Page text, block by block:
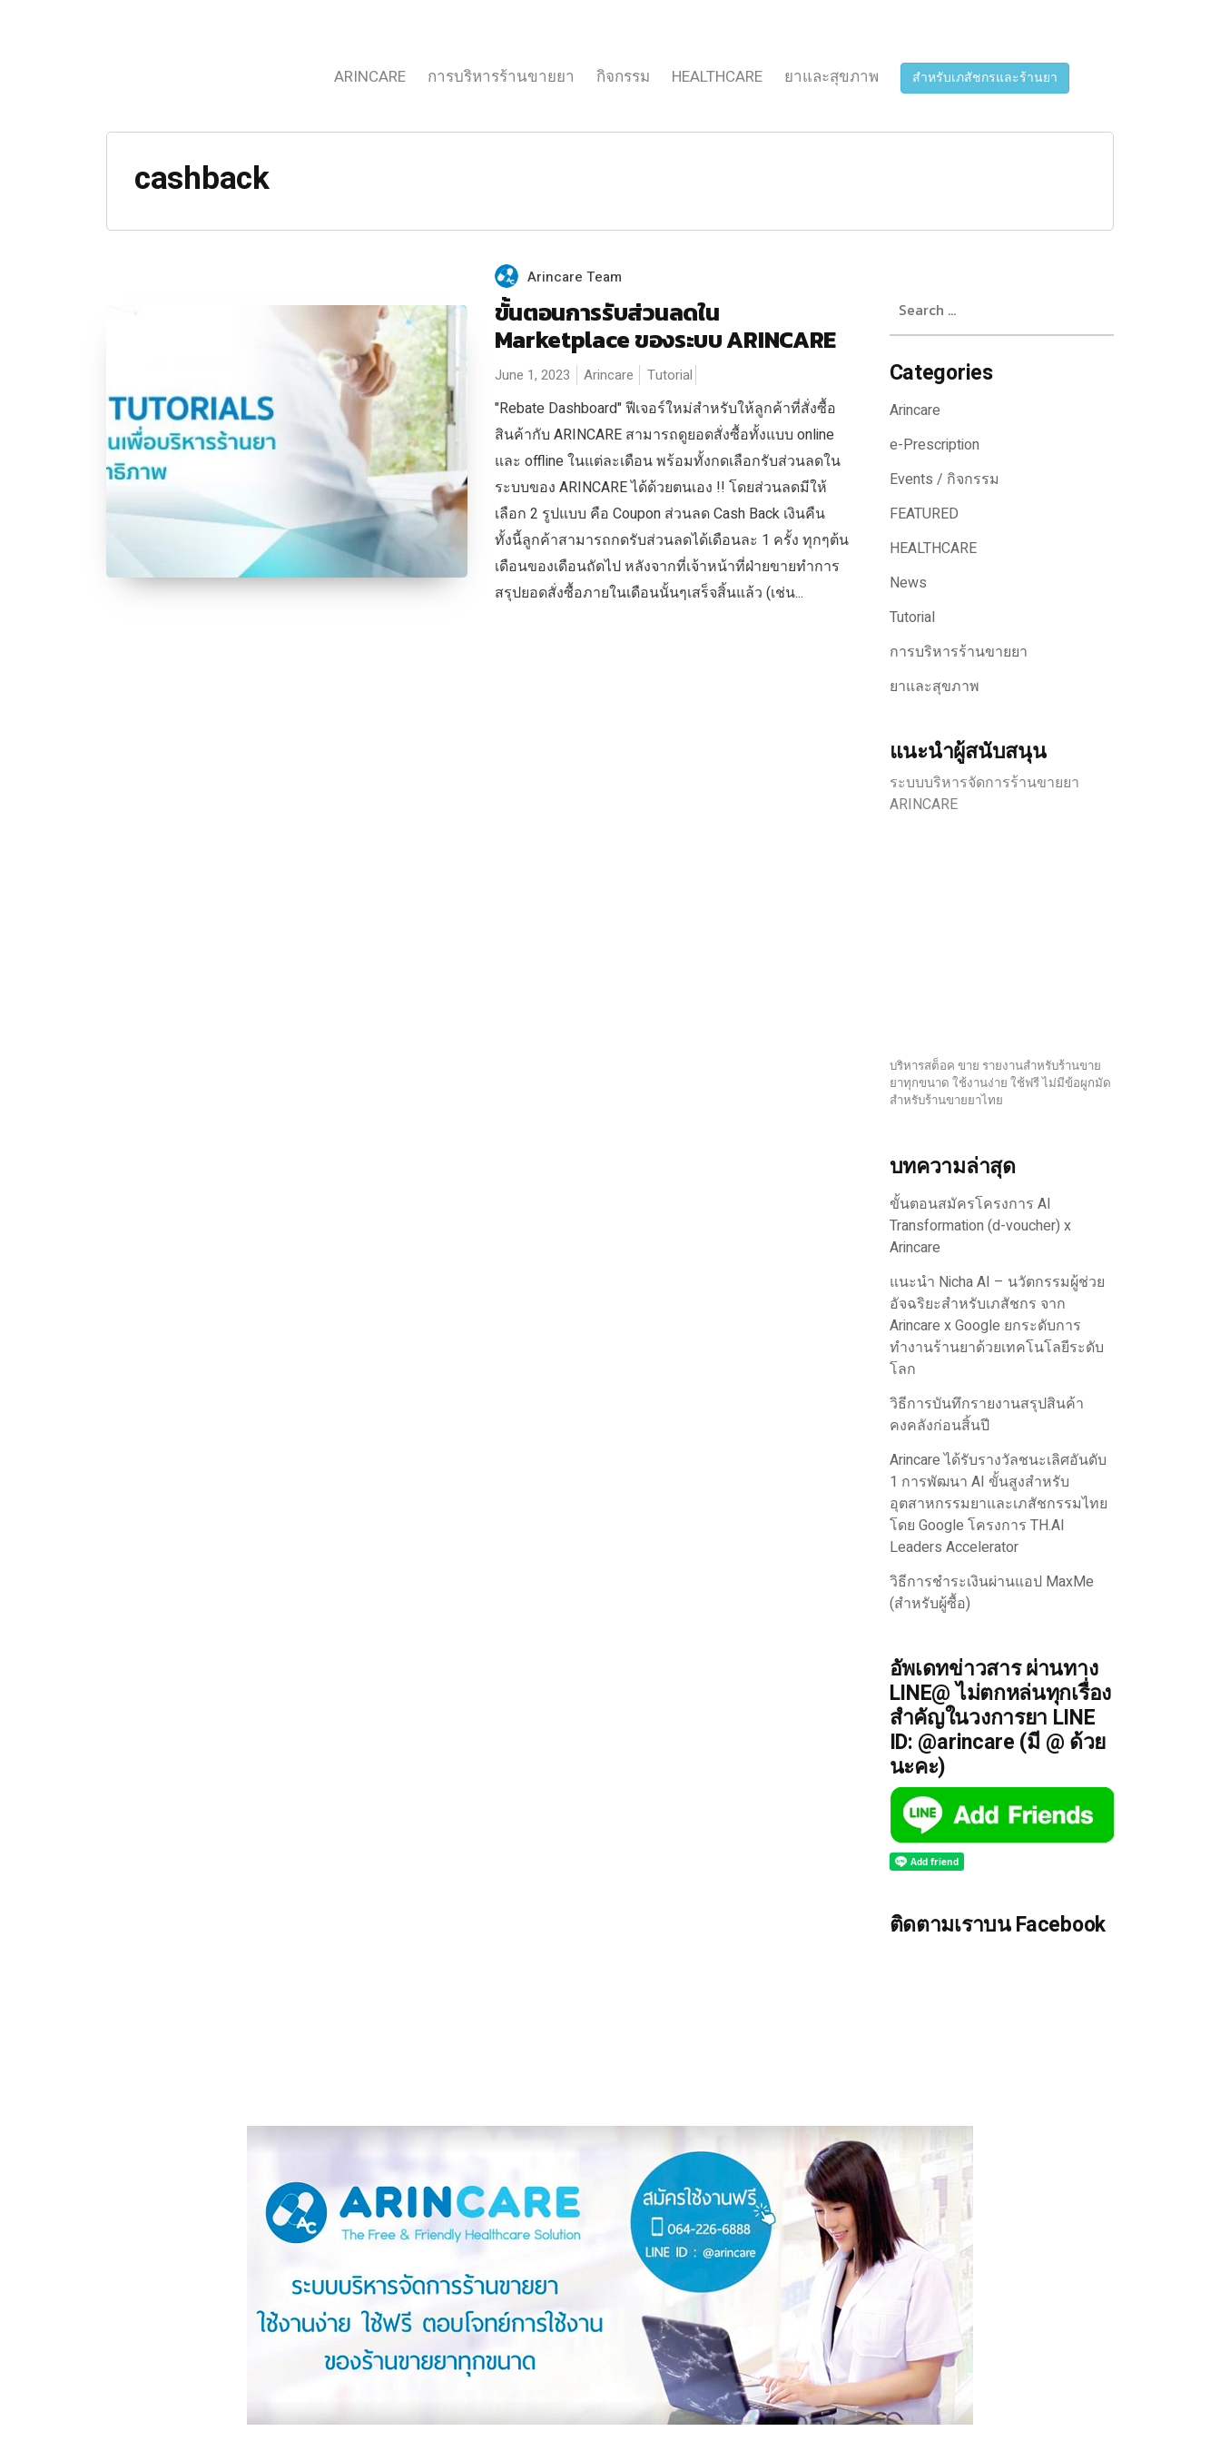
ARINCARE การบริหารร้านขายยา กิจกรรม HEALTHCARE ยาและสุขภาพ สำหรับเภสัชกรและร้านยา
cashback
Arincare Team
ขั้นตอนการรับส่วนลดใน
Marketplace ของระบบ ARINCARE
June 1, 2023 Arincare Tutorial
"Rebate Dashboard" ฟีเจอร์ใหม่สำหรับให้ลูกค้าที่สั่งซื้อ
สินค้ากับ ARINCARE สามารถดูยอดสั่งซื้อทั้งแบบ online
และ offline ในแต่ละเดือน พร้อมทั้งกดเลือกรับส่วนลดใน
ระบบของ ARINCARE ได้ด้วยตนเอง !! โดยส่วนลดมีให้
เลือก 2 รูปแบบ คือ Coupon ส่วนลด Cash Back เงินคืน
ทั้งนี้ลูกค้าสามารถกดรับส่วนลดได้เดือนละ 1 ครั้ง ทุกๆต้น
เดือนของเดือนถัดไป หลังจากที่เจ้าหน้าที่ฝ่ายขายทำการ
สรุปยอดสั่งซื้อภายในเดือนนั้นๆเสร็จสิ้นแล้ว (เช่น...
for:
Categories
Arincare
e-Prescription
Events / กิจกรรม
FEATURED
HEALTHCARE
News
Tutorial
การบริหารร้านขายยา
ยาและสุขภาพ
แนะนำผู้สนับสนุน
ระบบบริหารจัดการร้านขายยา
ARINCARE
บริหารสต็อค ขาย รายงานสำหรับร้านขาย
ยาทุกขนาด ใช้งานง่าย ใช้ฟรี ไม่มีข้อผูกมัด
สำหรับร้านขายยาไทย
บทความล่าสุด
ขั้นตอนสมัครโครงการ AI
Transformation (d-voucher) x
Arincare
แนะนำ Nicha AI – นวัตกรรมผู้ช่วย
อัจฉริยะสำหรับเภสัชกร จาก
Arincare x Google ยกระดับการ
ทำงานร้านยาด้วยเทคโนโลยีระดับ
โลก
วิธีการบันทึกรายงานสรุปสินค้า
คงคลังก่อนสิ้นปี
Arincare ได้รับรางวัลชนะเลิศอันดับ
1 การพัฒนา AI ขั้นสูงสำหรับ
อุตสาหกรรมยาและเภสัชกรรมไทย
โดย Google โครงการ TH.AI
Leaders Accelerator
วิธีการชำระเงินผ่านแอป MaxMe
(สำหรับผู้ซื้อ)
อัพเดทข่าวสาร ผ่านทาง
LINE@ ไม่ตกหล่นทุกเรื่อง
สำคัญในวงการยา LINE
ID: @arincare (มี @ ด้วย
นะคะ)
ติดตามเราบน Facebook